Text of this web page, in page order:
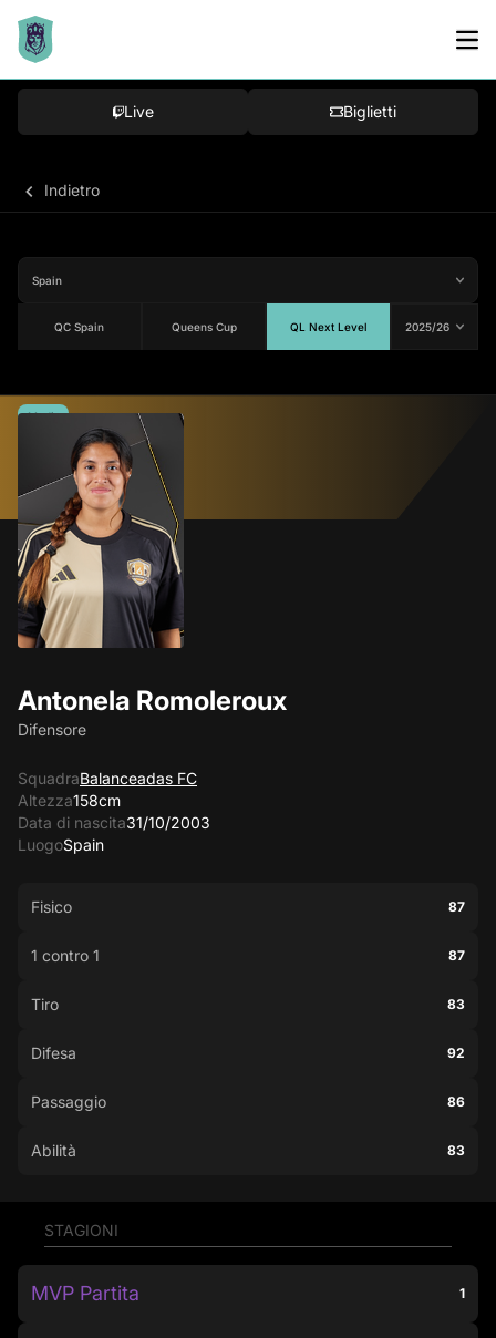
Live Biglietti
Indietro
QC Spain Queens Cup QL Next Level
Antonela Romoleroux
Difensore
SquadraBalanceadas FC
Altezza158cm
Data di nascita31/10/2003
LuogoSpain
Media
Fisico 87
1 contro 1 87
Tiro 83
Difesa 92
Passaggio 86
Abilità 83
STAGIONI
MVP Partita 1